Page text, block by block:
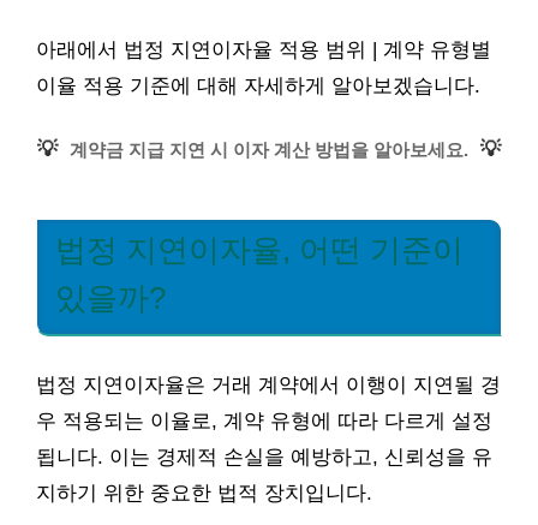
아래에서 법정 지연이자율 적용 범위 | 계약 유형별
이율 적용 기준에 대해 자세하게 알아보겠습니다.
💡 계약금 지급 지연 시 이자 계산 방법을 알아보세요. 💡
법정 지연이자율, 어떤 기준이
있을까?
법정 지연이자율은 거래 계약에서 이행이 지연될 경
우 적용되는 이율로, 계약 유형에 따라 다르게 설정
됩니다. 이는 경제적 손실을 예방하고, 신뢰성을 유
지하기 위한 중요한 법적 장치입니다.